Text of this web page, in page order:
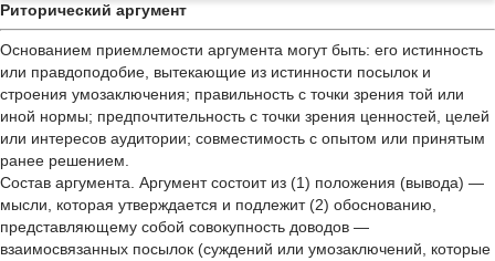
Риторический аргумент
Основанием приемлемости аргумента могут быть: его истинность
или правдоподобие, вытекающие из истинности посылок и
строения умозаключения; правильность с точки зрения той или
иной нормы; предпочтительность с точки зрения ценностей, целей
или интересов аудитории; совместимость с опытом или принятым
ранее решением.
Состав аргумента. Аргумент состоит из (1) положения (вывода) —
мысли, которая утверждается и подлежит (2) обоснованию,
представляющему собой совокупность доводов —
взаимосвязанных посылок (суждений или умозаключений, которые